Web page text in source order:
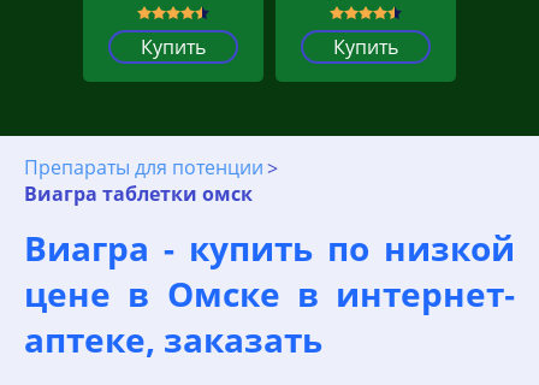
Купить Купить
Препараты для потенции
Виагра таблетки омск
Виагра - купить по низкой
цене в Омске в интернет‐
аптеке, заказать